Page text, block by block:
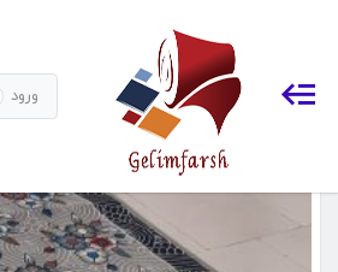
ورود
محصولات برچسب خورده “گلیم فانتزی”